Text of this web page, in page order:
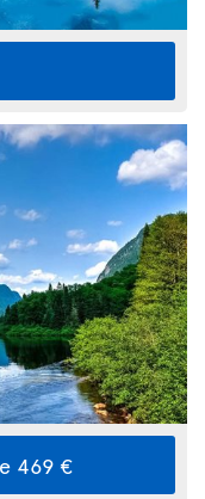
469 €